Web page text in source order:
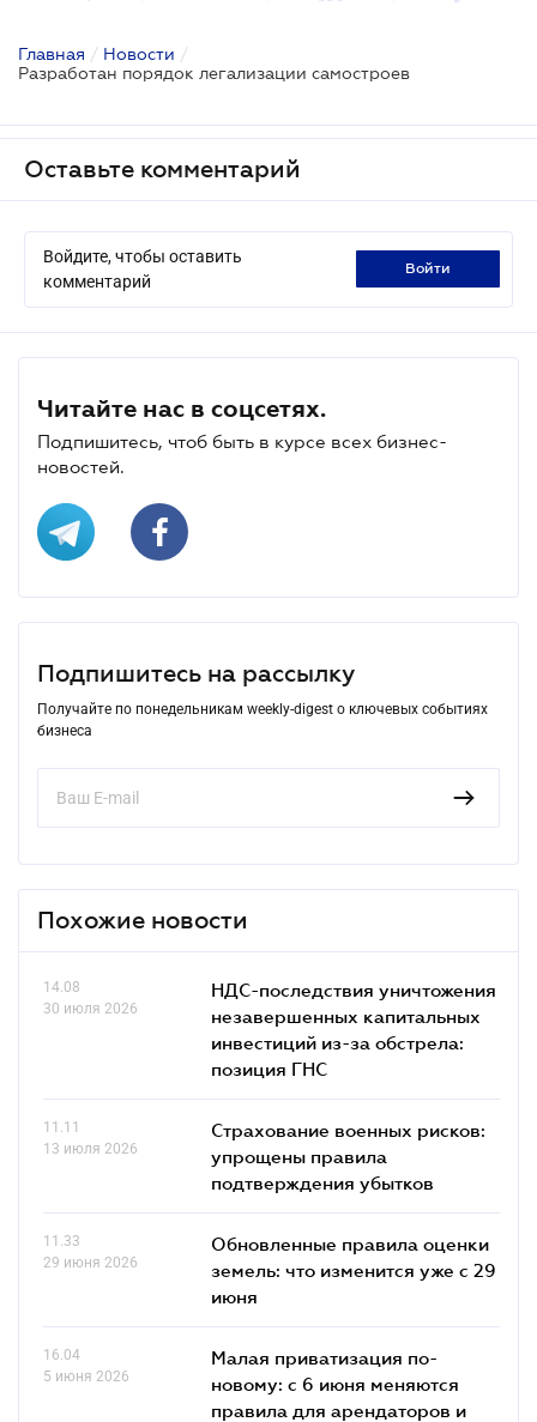
Главная / Новости /
Разработан порядок легализации самостроев
Оставьте комментарий
Войдите, чтобы оставить
комментарий
войти
Читайте нас в соцсетях.
Подпишитесь, чтоб быть в курсе всех бизнес-
новостей.
Подпишитесь на рассылку
Получайте по понедельникам weekly-digest о ключевых событиях
бизнеса
Похожие новости
14.08
30 июля 2026
НДС-последствия уничтожения
незавершенных капитальных
инвестиций из-за обстрела:
позиция ГНС
11.11
13 июля 2026
Страхование военных рисков:
упрощены правила
подтверждения убытков
11.33
29 июня 2026
Обновленные правила оценки
земель: что изменится уже с 29
июня
16.04
5 июня 2026
Малая приватизация по-
новому: с 6 июня меняются
правила для арендаторов и